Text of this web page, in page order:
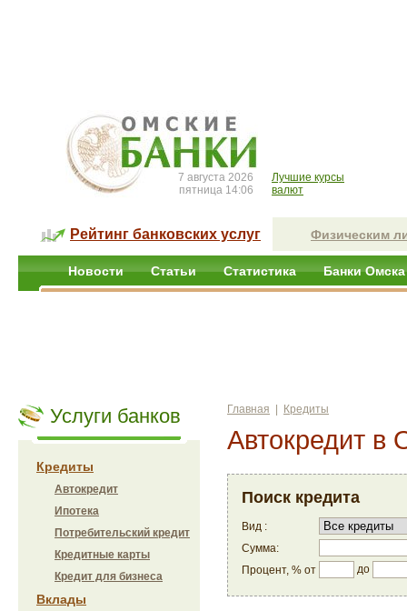
7 августа 2026
пятница 14:06
Лучшие курсы
валют
Рейтинг банковских услуг Физическим
Новости Статьи Статистика Банки Омска
Услуги банков
Кредиты
Автокредит
Ипотека
Потребительский кредит
Кредитные карты
Кредит для бизнеса
Вклады
Главная Кредиты
Автокредит в
Поиск кредита
Вид :
Сумма:
Процент, % от
до